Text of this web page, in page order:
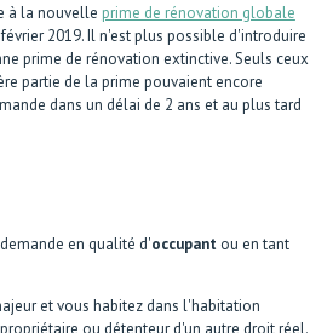
à la nouvelle prime de rénovation globale
2019. Il n'est plus possible d'introduire
prime de rénovation extinctive. Seuls ceux
partie de la prime pouvaient encore
dans un délai de 2 ans et au plus tard
en qualité d'occupantou en tant
et vous habitez dans l'habitation
ou détenteur d'un autre droit réel.